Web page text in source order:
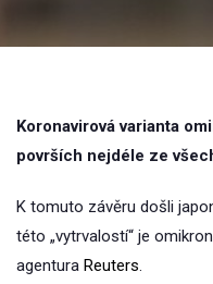
Koronavirová varianta
površích nejdéle ze
K tomuto závěru došli
této „vytrvalostí“ je
agentura Reuters.